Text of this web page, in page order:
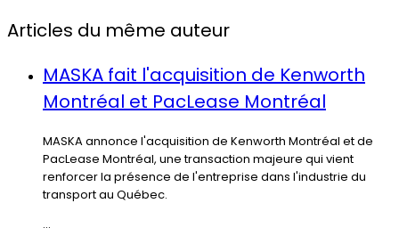
Articles du même auteur
MASKA fait l'acquisition de Kenworth
Montréal et PacLease Montréal
MASKA annonce l'acquisition de Kenworth Montréal et de
PacLease Montréal, une transaction majeure qui vient
renforcer la présence de l'entreprise dans l'industrie du
transport au Québec.
...